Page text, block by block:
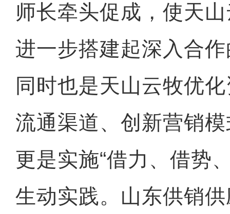
师长牵头促成，使天
进一步搭建起深入合
同时也是天山云牧优
流通渠道、创新营销
更是实施“借力、借势
生动实践。山东供销